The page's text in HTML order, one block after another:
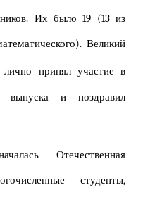
Их было 19 (13 из
Великий
лично принял участие в
выпуска и поздравил
Отечественная
студенты,